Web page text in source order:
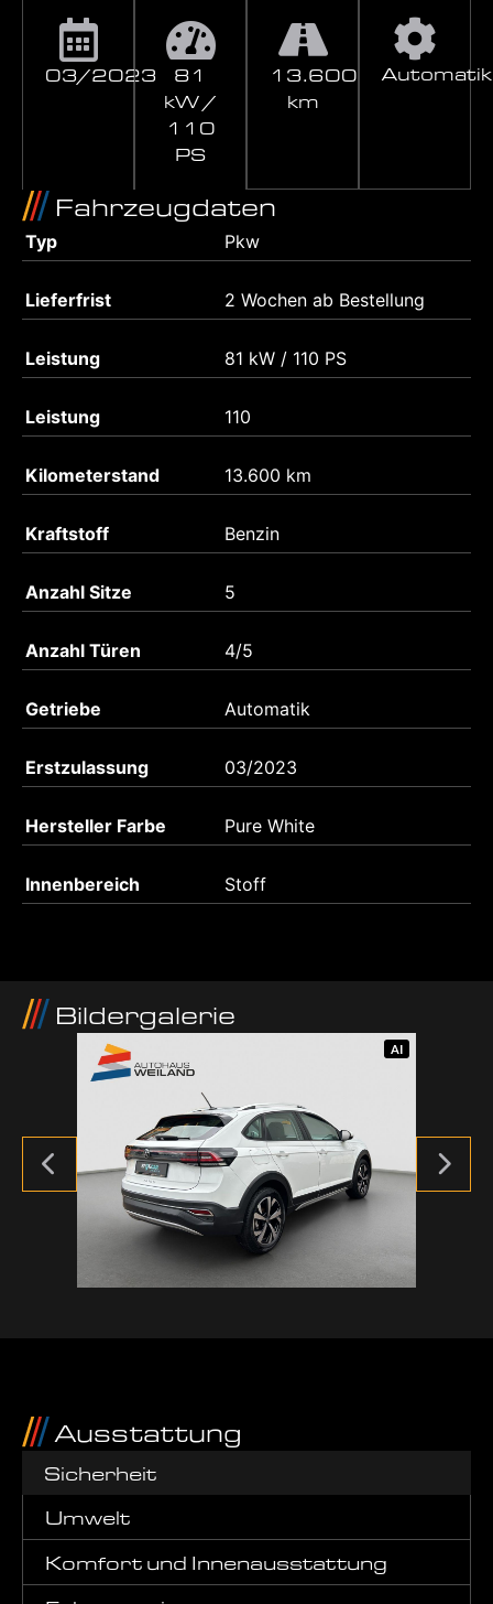
03/2023
81
kW /
110
PS
13.600
km
Automatik
Fahrzeugdaten
Typ Pkw
Lieferfrist 2 Wochen ab Bestellung
Leistung 81 kW / 110 PS
Leistung 110
Kilometerstand 13.600 km
Kraftstoff Benzin
Anzahl Sitze 5
Anzahl Türen 4/5
Getriebe Automatik
Erstzulassung 03/2023
Hersteller Farbe Pure White
Innenbereich Stoff
Bildergalerie
AI
Ausstattung
Sicherheit
Umwelt
Komfort und Innenausstattung